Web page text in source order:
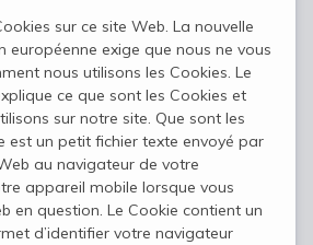
sur ce site Web. La nouvelle
européenne exige que nous ne vous
nous utilisons les Cookies. Le
ce que sont les Cookies et
sur notre site. Que sont les
est un petit fichier texte envoyé par
au navigateur de votre
appareil mobile lorsque vous
en question. Le Cookie contient un
d’identifier votre navigateur